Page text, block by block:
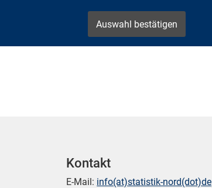
Kontakt
E-Mail: info(at)statistik-nord(dot)de